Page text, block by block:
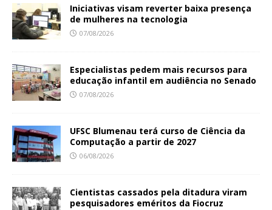
Iniciativas visam reverter baixa presença
de mulheres na tecnologia
07/08/2026
Especialistas pedem mais recursos para
educação infantil em audiência no Senado
07/08/2026
UFSC Blumenau terá curso de Ciência da
Computação a partir de 2027
06/08/2026
Cientistas cassados pela ditadura viram
pesquisadores eméritos da Fiocruz